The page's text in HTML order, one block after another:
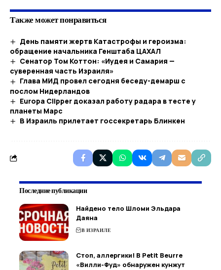
Также может понравиться
День памяти жертв Катастрофы и героизма:
обращение начальника Генштаба ЦАХАЛ
Сенатор Том Коттон: «Иудея и Самария —
суверенная часть Израиля»
Глава МИД провел сегодня беседу-демарш с
послом Нидерландов
Europa Clipper доказал работу радара в тесте у
планеты Марс
В Израиль прилетает госсекретарь Блинкен
Последние публикации
Найдено тело Шломи Эльдара
Даяна
В ИЗРАИЛЕ
Стоп, аллергики! В Petit Beurre
«Вилли-Фуд» обнаружен кунжут